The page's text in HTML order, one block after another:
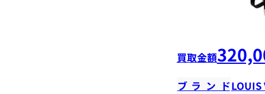
買取金額
ブランドLOUIS